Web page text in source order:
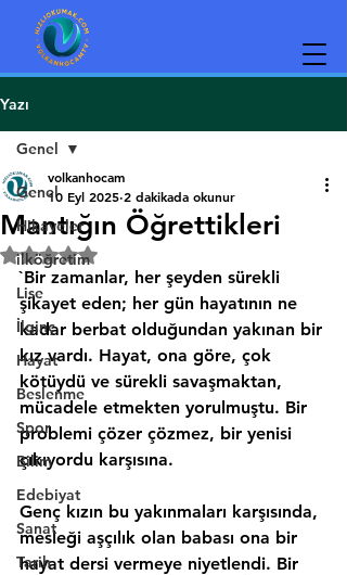
Yazı
Genel
Hikayeler
ilköğretim
Lise
İlginç
Hayat
Beslenme
Spor
Bilim
Edebiyat
Sanat
Tarih
Genel
Mantığın Öğrettikleri
volkanhocam
10 Eyl 2025 2 dakikada okunur
5 üzerinden NaN yıldız
`Bir zamanlar, her şeyden sürekli
şikayet eden; her gün hayatının ne
kadar berbat olduğundan yakınan bir
kız vardı. Hayat, ona göre, çok
kötüydü ve sürekli savaşmaktan,
mücadele etmekten yorulmuştu. Bir
problemi çözer çözmez, bir yenisi
çıkıyordu karşısına.
Genç kızın bu yakınmaları karşısında,
mesleği aşçılık olan babası ona bir
hayat dersi vermeye niyetlendi. Bir